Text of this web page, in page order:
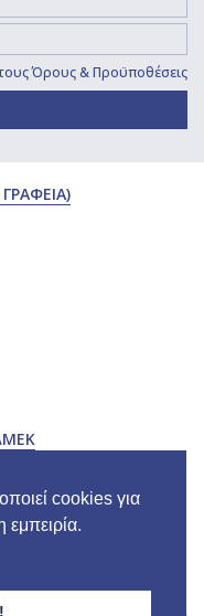
cookies για
εμπειρία.
Όρους & Προϋποθέσεις